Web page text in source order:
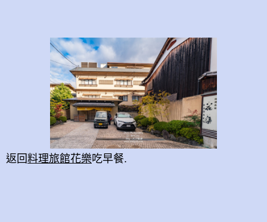
返回料理旅館花樂吃早餐.